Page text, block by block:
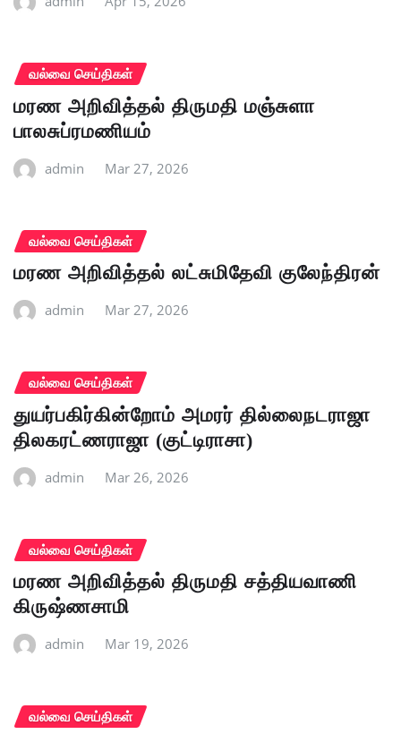
வல்வை செய்திகள்
மரண அறிவித்தல் திருமதி மஞ்சுளா
பாலசுப்ரமணியம்
admin Mar 27, 2026
வல்வை செய்திகள்
மரண அறிவித்தல் லட்சுமிதேவி குலேந்திரன்
admin Mar 27, 2026
வல்வை செய்திகள்
துயர்பகிர்கின்றோம் அமரர் தில்லைநடராஜா
திலகரட்ணராஜா (குட்டிராசா)
admin Mar 26, 2026
வல்வை செய்திகள்
மரண அறிவித்தல் திருமதி சத்தியவாணி
கிருஷ்ணசாமி
admin Mar 19, 2026
வல்வை செய்திகள்